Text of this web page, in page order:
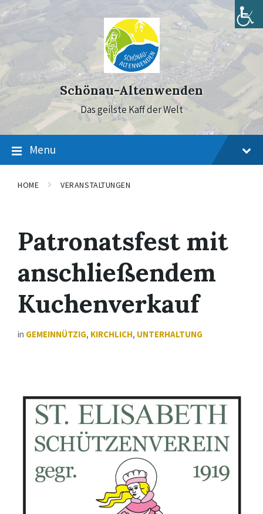
to
content
to
main
navigation
to
footer
Schönau-Altenwenden
Das geilste Kaff der Welt
Menu
HOME VERANSTALTUNGEN
Patronatsfest mit
anschließendem
Kuchenverkauf
in GEMEINNÜTZIG, KIRCHLICH, UNTERHALTUNG